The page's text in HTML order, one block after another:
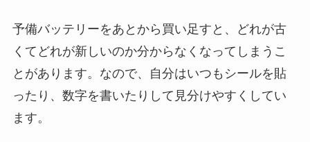
予備バッテリーをあとから買い足すと、どれが古
くてどれが新しいのか分からなくなってしまうこ
とがあります。なので、自分はいつもシールを貼
ったり、数字を書いたりして見分けやすくしてい
ます。